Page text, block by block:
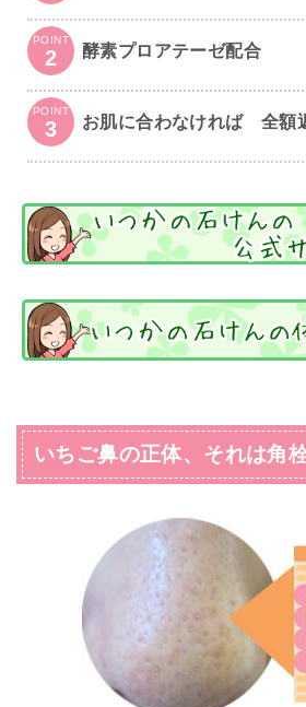
POINT
2 酵素プロアテーゼ配合
POINT
3 お肌に合わなければ 全額
いちご鼻の正体、それは角